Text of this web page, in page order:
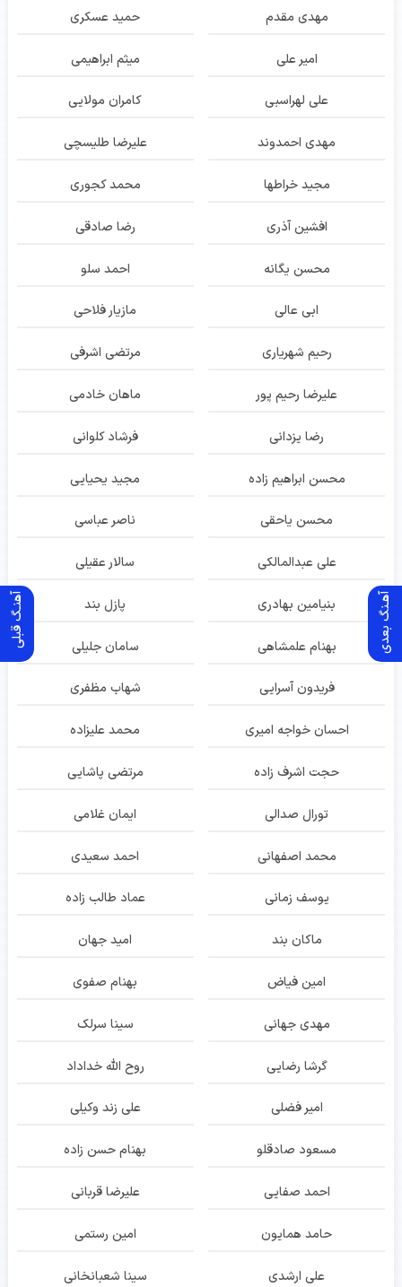
آهنـگ قبلی آهـنگ بعدی
مهدی مقدم حمید عسکری
امیر علی میثم ابراهیمی
علی لهراسبی کامران مولایی
مهدی احمدوند علیرضا طلیسچی
مجید خراطها محمد کجوری
افشین آذری رضا صادقی
محسن یگانه احمد سلو
ابی عالی مازیار فلاحی
رحیم شهریاری مرتضی اشرفی
علیرضا رحیم پور ماهان خادمی
رضا یزدانی فرشاد کلوانی
محسن ابراهیم زاده مجید یحیایی
محسن یاحقی ناصر عباسی
علی عبدالمالکی سالار عقیلی
بنیامین بهادری پازل بند
بهنام علمشاهی سامان جلیلی
فریدون آسرایی شهاب مظفری
احسان خواجه امیری محمد علیزاده
حجت اشرف زاده مرتضی پاشایی
تورال صدالی ایمان غلامی
محمد اصفهانی احمد سعیدی
یوسف زمانی عماد طالب زاده
ماکان بند امید جهان
امین فیاض بهنام صفوی
مهدی جهانی سینا سرلک
گرشا رضایی روح الله خداداد
امیر فضلی علی زند وکیلی
مسعود صادقلو بهنام حسن زاده
احمد صفایی علیرضا قربانی
حامد همایون امین رستمی
علی ارشدی سینا شعبانخانی